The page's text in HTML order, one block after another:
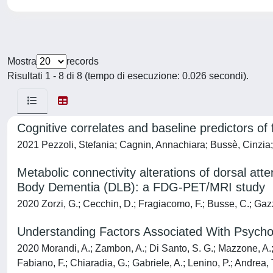
Mostra
records
Risultati 1 - 8 di 8 (tempo di esecuzione: 0.026 secondi).
Cognitive correlates and baseline predictors
2021 Pezzoli, Stefania; Cagnin, Annachiara; Bussè,
Metabolic connectivity alterations of dorsal
Body Dementia (DLB): a FDG-PET/MRI study
2020 Zorzi, G.; Cecchin, D.; Fragiacomo, F.; Busse, C.;
Understanding Factors Associated With
2020 Morandi, A.; Zambon, A.; Di Santo, S. G.; Mazzone, A.; Cherubini, A.; Mossello, E.; Bo, M.; Marengoni, A.; Bellelli, G.; Rispoli, V.; Malara, A.; Spadea, F.; Di Cello, S.; Ceravolo, F.; Fabiano, F.; Chiaradia, G.; Gabriele, A.; Lenino, P.; Andrea, T.; Settembrini, V.; Capomolla, D.; Citrino, A.; Scriva, A.; Bruno, I.; Secchi, R.; De Martino, E.; Muccinelli, R.; Lupi, G.; Paonessa, P.; Fabbri, A.; Passuti, M. T.; Castellari, S.; Po, A.; Gaggioli, G.; Varesi, M.; Moneti, P.; Capurso, S.; Latini, V.; Ghidotti, S.; Riccardelli, F.; Macchi, M.; Rigo, R.; Claudio, P.; Angelo, B.; Flavio, C.; Benedetta, B.; Boffelli, S.; Cassinadri, A.; Franzoni, S.; Spazzini, E.; Andretto, D.; Tonini, G.; Andreani, L.; Coralli, M.; Balotta, A.; Cancelliere, R.; Ballardini, G.; Simoncelli, M.; Mancini, A.; Strazzacapa, M.; Fabio, S.; De Filippi, F.; Giudice, C.; Dentizzi, C.; Azzini, M.; Cazzadori, M.; Mastroeni, V.; Bertassello, P.; Claudia Benati, H. S.; Nesta, E.; Tobaldini, C.; Guerini, F.; Elena, T.; Mombelloni, P.; Fontanini, F.; Gabriella, L.; Pizzorni, C.; Oliverio, M.; Del Grosso, L. L.; Giavedoni, C.; Bidoli, G.; Mazzei, B.; Corsonello, A.; Fusco, S.; Vena, S.; De Vuono, T.; Maiuri, G.; Luca, F. F.; Andrea, A.; Giovanni, S.; Rossella, N.; Castegnaro, E.; De Rosa, S.; Sechi, R. B.; Benvenuti, E.; Del Lungo, I.; Giardini, S.; Giulietti, C.; Mauro, D. B.; Eleonora, B.; Martina, P.; Irene, F.; Riccardo, B.; Federica, S.; Ilaria, D. L.; Bertoletti, E.; D'Amico, F.; Caronzolo, F.; Grippa, A.; Lombardo, G.; Pipicella, T.; Antonino, S.; Francesco, C.; Valeria, P. G.; Daniela, L.; Domenico, C.; Giorgio, B.; March, A.; Nitti, M. T.; Felici, A.; Pavan, S.; Piazzani, F.; Lunelli, A.; Dimori, S.; Margotta, A.; Soglia, T.; Postacchini, D.; Brunelli, R.; Santini, S.; Francavilla, M.; Macchiati, I.; Sorvillo, F.; Giuli, C.; Mecocci, P.; Longo, A.; Perticone, F.; Addesi, D.; Rosa, P. C.; Bencardino, G.; Falbo, T.; Grillo, N.; Marco, F.; Mirella, F.; Fanto, F.; Isaia, G.; Pezzilli, S.; Bergamo, D.; Furno, E.; Rrodhe, S.; Lucarini, S.; Dijk, B.; Dall'Acqua, F.; Cappelletto, F.; Calvani, D.; Becheri, D.; Giuseppe, M.; Costanza, M.; Vito, A.; Francesca, B.; Magherini, L.; Novella, M.; Franca, B.; Lucia Gambardella, P. M.; Valente, C.; Ilaria, B.; Alice, F.; Porrino, P.; Ceci, G.; Giuliana, B.; Michela, T.; Eleonora, C.; Ettore, E.; Camellini, C.; Servello, A.; Grassi, A.; Rozzini, R.; Tironi, S.; Grassi, M. G.; Troisi, E.; Carlo, C.; Simona Gabriella, D. S.; Flaminia, F.; Federica, R.; Beatrice, P.; Sofia, T.; Gabutto, A.; Quazzo, L.; Rosatello, A.; Suraci, D.; Tagliabue, B.; Perrone, C.; Ferrara, L.; Castagna, A.; Tremolada, M. L.; Giuseppe, C.; Stefano, B.; Davide, O.; Piano, S.; Serviddio, G.; Lo Buglio, A.; Gurrera, T.; Merlo, V.; Rovai, C.; Cotroneo, A. M.; Carlucci, R.; Abbaldo, A.; Monzani, F.; Qasem, A. A.; Bini, G.; Tafuto, S.; Galli, G.; Bruni, A. C.; Mancuso, G.; Mancuso, G.; Calipari, D.; Giuseppe Massimiliano, D. L.; Bernardini, B.; Corsini, C.; Michele, C.; Sara, D. F.; Cagnin, A.; Fragiacomo, F.; Pompanin, S.; Piero, A.; Marco, C.; Zurlo, A.; Guerra, G.; Pala, M.; Menozzi, L.; Gatti, C. D.; Magon, S.; Roberto, M.; Alfredo, D. G.;